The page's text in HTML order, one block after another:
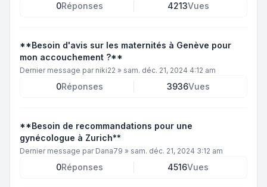
0Réponses 4213Vues
**Besoin d'avis sur les maternités à Genève pour
mon accouchement ?**
Dernier message par niki22 » sam. déc. 21, 2024 4:12 am
0Réponses 3936Vues
**Besoin de recommandations pour une
gynécologue à Zurich**
Dernier message par Dana79 » sam. déc. 21, 2024 3:12 am
0Réponses 4516Vues